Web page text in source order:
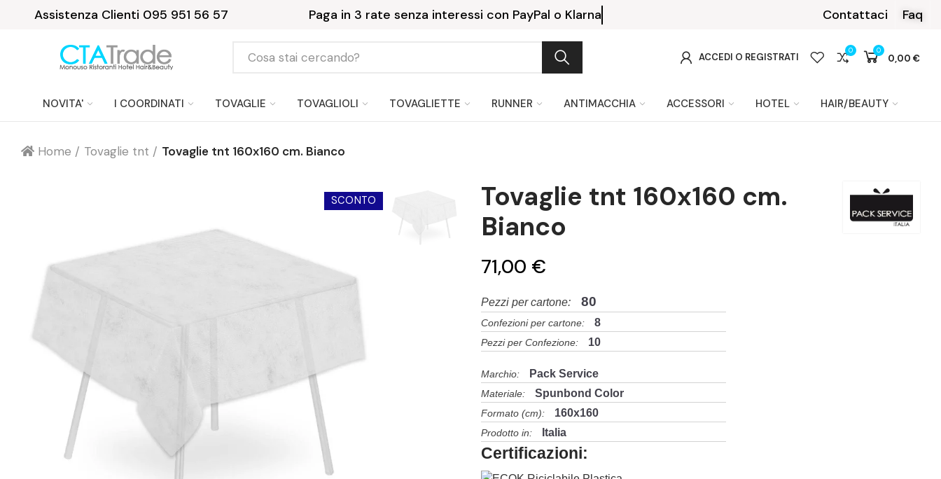
Assistenza Clienti 095 951 56 57 Paga in 3 rate senza interessi con PayPal o Klarna Contattaci Faq
ACCEDI O REGISTRATI
0 0
0,00 €
NOVITA' I COORDINATI TOVAGLIE TOVAGLIOLI TOVAGLIETTE RUNNER ANTIMACCHIA ACCESSORI HOTEL HAIR/BEAUTY
Home Tovaglie tnt Tovaglie tnt 160x160 cm. Bianco
SCONTO
Tovaglie tnt 160x160 cm.
Bianco
71,00 €
Pezzi per cartone: 80
Confezioni per cartone: 8
Pezzi per Confezione: 10
Marchio: Pack Service
Materiale: Spunbond Color
Formato (cm): 160x160
Prodotto in: Italia
Certificazioni: